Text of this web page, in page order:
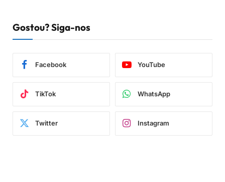
Gostou? Siga-nos
Facebook YouTube
TikTok WhatsApp
Twitter Instagram